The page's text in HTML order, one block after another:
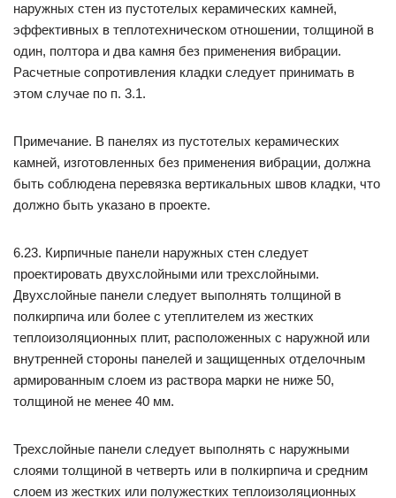
наружных стен из пустотелых керамических камней,
эффективных в теплотехническом отношении, толщиной в
один, полтора и два камня без применения вибрации.
Расчетные сопротивления кладки следует принимать в
этом случае по п. 3.1.
Примечание. В панелях из пустотелых керамических
камней, изготовленных без применения вибрации, должна
быть соблюдена перевязка вертикальных швов кладки, что
должно быть указано в проекте.
6.23. Кирпичные панели наружных стен следует
проектировать двухслойными или трехслойными.
Двухслойные панели следует выполнять толщиной в
полкирпича или более с утеплителем из жестких
теплоизоляционных плит, расположенных с наружной или
внутренней стороны панелей и защищенных отделочным
армированным слоем из раствора марки не ниже 50,
толщиной не менее 40 мм.
Трехслойные панели следует выполнять с наружными
слоями толщиной в четверть или в полкирпича и средним
слоем из жестких или полужестких теплоизоляционных